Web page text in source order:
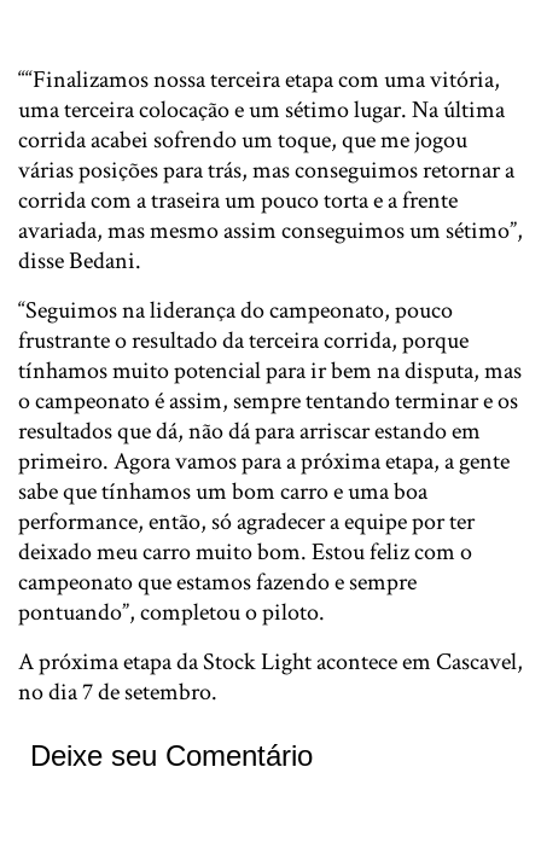
““Finalizamos nossa terceira etapa com uma vitória,
uma terceira colocação e um sétimo lugar. Na última
corrida acabei sofrendo um toque, que me jogou
várias posições para trás, mas conseguimos retornar a
corrida com a traseira um pouco torta e a frente
avariada, mas mesmo assim conseguimos um sétimo”,
disse Bedani.
“Seguimos na liderança do campeonato, pouco
frustrante o resultado da terceira corrida, porque
tínhamos muito potencial para ir bem na disputa, mas
o campeonato é assim, sempre tentando terminar e os
resultados que dá, não dá para arriscar estando em
primeiro. Agora vamos para a próxima etapa, a gente
sabe que tínhamos um bom carro e uma boa
performance, então, só agradecer a equipe por ter
deixado meu carro muito bom. Estou feliz com o
campeonato que estamos fazendo e sempre
pontuando”, completou o piloto.
A próxima etapa da Stock Light acontece em Cascavel,
no dia 7 de setembro.
Deixe seu Comentário